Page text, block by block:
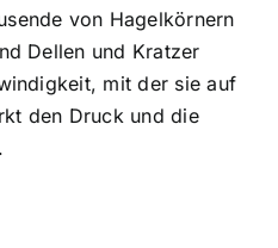
von Hagelkörnern
Dellen und Kratzer
mit der sie auf
den Druck und die